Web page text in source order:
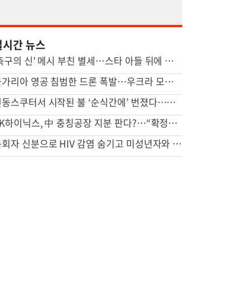
간 뉴스
'축구의 신' 메시 부친 별세…스타 아들 뒤에 선 조용한 조력자
불가리아 영공 침범한 드론 폭발…우크라 모델 추정
전동스쿠터서 시작된 불 ‘순식간에’ 번졌다…차량·마을회관 덮쳐
SK하이닉스, 中 충칭공장 지분 판다?…“확정된 바는 없다”
목회자 신분으로 HIV 감염 숨기고 미성년자와 성관계